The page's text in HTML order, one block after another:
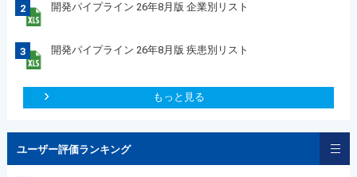
2 開発パイプライン 26年8月版 企業別リスト
3 開発パイプライン 26年8月版 疾患別リスト
もっと見る
ユーザー評価ランキング